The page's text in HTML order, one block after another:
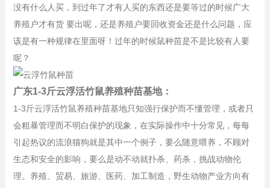
没有什么人买，到过年了才有人买的东西还是要等过的时候广大
养殖户才有货 要出呢，还是养殖户要回收资金还是什么问题，应
该是有一种规律在里面呀！过年的时候鼠种苗是不是比较有人要
呢？
广东1-3斤云浮活竹鼠养殖种苗基地：
1-3斤云浮活竹鼠养殖种苗基地只知强行保护而不懂管理，或者只
会粗暴管理而不明白保护的现象，在实际操作中十分常见，每每
引起热议的流浪猫狗就是其中一个例子，要么随意喂养，不顾对
生态和安全的影响，要么是动不动就扑杀、药杀，挑战动物伦
理。 养殖、贸易、旅游、医药、加工制造，野生动物产业方向有